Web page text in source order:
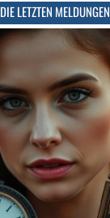
DIE LETZTEN MELDUNGEN